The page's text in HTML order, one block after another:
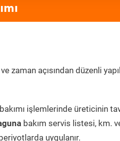
zaman açısından düzenli
işlemlerinde üreticinin
bakım servis listesi, km.
uygulanır.